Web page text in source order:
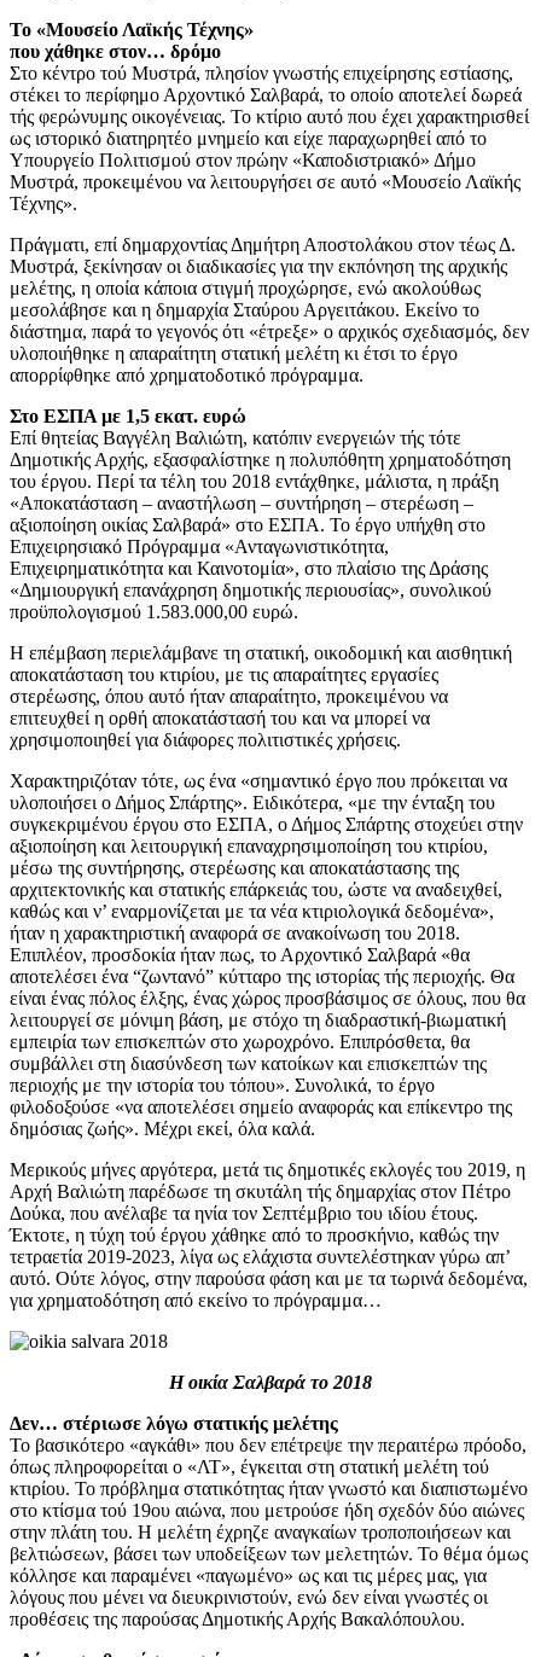
Το «Μουσείο Λαϊκής Τέχνης»
που χάθηκε στον… δρόμο
Στο κέντρο τού Μυστρά, πλησίον γνωστής επιχείρησης εστίασης,
στέκει το περίφημο Αρχοντικό Σαλβαρά, το οποίο αποτελεί δωρεά
τής φερώνυμης οικογένειας. Το κτίριο αυτό που έχει χαρακτηρισθεί
ως ιστορικό διατηρητέο μνημείο και είχε παραχωρηθεί από το
Υπουργείο Πολιτισμού στον πρώην «Καποδιστριακό» Δήμο
Μυστρά, προκειμένου να λειτουργήσει σε αυτό «Μουσείο Λαϊκής
Τέχνης».
Πράγματι, επί δημαρχοντίας Δημήτρη Αποστολάκου στον τέως Δ.
Μυστρά, ξεκίνησαν οι διαδικασίες για την εκπόνηση της αρχικής
μελέτης, η οποία κάποια στιγμή προχώρησε, ενώ ακολούθως
μεσολάβησε και η δημαρχία Σταύρου Αργειτάκου. Εκείνο το
διάστημα, παρά το γεγονός ότι «έτρεξε» ο αρχικός σχεδιασμός, δεν
υλοποιήθηκε η απαραίτητη στατική μελέτη κι έτσι το έργο
απορρίφθηκε από χρηματοδοτικό πρόγραμμα.
Στο ΕΣΠΑ με 1,5 εκατ. ευρώ
Επί θητείας Βαγγέλη Βαλιώτη, κατόπιν ενεργειών τής τότε
Δημοτικής Αρχής, εξασφαλίστηκε η πολυπόθητη χρηματοδότηση
του έργου. Περί τα τέλη του 2018 εντάχθηκε, μάλιστα, η πράξη
«Αποκατάσταση – αναστήλωση – συντήρηση – στερέωση –
αξιοποίηση οικίας Σαλβαρά» στο ΕΣΠΑ. Το έργο υπήχθη στο
Επιχειρησιακό Πρόγραμμα «Ανταγωνιστικότητα,
Επιχειρηματικότητα και Καινοτομία», στο πλαίσιο της Δράσης
«Δημιουργική επανάχρηση δημοτικής περιουσίας», συνολικού
προϋπολογισμού 1.583.000,00 ευρώ.
Η επέμβαση περιελάμβανε τη στατική, οικοδομική και αισθητική
αποκατάσταση του κτιρίου, με τις απαραίτητες εργασίες
στερέωσης, όπου αυτό ήταν απαραίτητο, προκειμένου να
επιτευχθεί η ορθή αποκατάστασή του και να μπορεί να
χρησιμοποιηθεί για διάφορες πολιτιστικές χρήσεις.
Χαρακτηριζόταν τότε, ως ένα «σημαντικό έργο που πρόκειται να
υλοποιήσει ο Δήμος Σπάρτης». Ειδικότερα, «με την ένταξη του
συγκεκριμένου έργου στο ΕΣΠΑ, ο Δήμος Σπάρτης στοχεύει στην
αξιοποίηση και λειτουργική επαναχρησιμοποίηση του κτιρίου,
μέσω της συντήρησης, στερέωσης και αποκατάστασης της
αρχιτεκτονικής και στατικής επάρκειάς του, ώστε να αναδειχθεί,
καθώς και ν’ εναρμονίζεται με τα νέα κτιριολογικά δεδομένα»,
ήταν η χαρακτηριστική αναφορά σε ανακοίνωση του 2018.
Επιπλέον, προσδοκία ήταν πως, το Αρχοντικό Σαλβαρά «θα
αποτελέσει ένα “ζωντανό” κύτταρο της ιστορίας τής περιοχής. Θα
είναι ένας πόλος έλξης, ένας χώρος προσβάσιμος σε όλους, που θα
λειτουργεί σε μόνιμη βάση, με στόχο τη διαδραστική-βιωματική
εμπειρία των επισκεπτών στο χωροχρόνο. Επιπρόσθετα, θα
συμβάλλει στη διασύνδεση των κατοίκων και επισκεπτών της
περιοχής με την ιστορία του τόπου». Συνολικά, το έργο
φιλοδοξούσε «να αποτελέσει σημείο αναφοράς και επίκεντρο της
δημόσιας ζωής». Μέχρι εκεί, όλα καλά.
Μερικούς μήνες αργότερα, μετά τις δημοτικές εκλογές του 2019, η
Αρχή Βαλιώτη παρέδωσε τη σκυτάλη τής δημαρχίας στον Πέτρο
Δούκα, που ανέλαβε τα ηνία τον Σεπτέμβριο του ιδίου έτους.
Έκτοτε, η τύχη τού έργου χάθηκε από το προσκήνιο, καθώς την
τετραετία 2019-2023, λίγα ως ελάχιστα συντελέστηκαν γύρω απ’
αυτό. Ούτε λόγος, στην παρούσα φάση και με τα τωρινά δεδομένα,
για χρηματοδότηση από εκείνο το πρόγραμμα…
Η οικία Σαλβαρά το 2018
Δεν… στέριωσε λόγω στατικής μελέτης
Το βασικότερο «αγκάθι» που δεν επέτρεψε την περαιτέρω πρόοδο,
όπως πληροφορείται ο «ΛΤ», έγκειται στη στατική μελέτη τού
κτιρίου. Το πρόβλημα στατικότητας ήταν γνωστό και διαπιστωμένο
στο κτίσμα τού 19ου αιώνα, που μετρούσε ήδη σχεδόν δύο αιώνες
στην πλάτη του. Η μελέτη έχρηζε αναγκαίων τροποποιήσεων και
βελτιώσεων, βάσει των υποδείξεων των μελετητών. Το θέμα όμως
κόλλησε και παραμένει «παγωμένο» ως και τις μέρες μας, για
λόγους που μένει να διευκρινιστούν, ενώ δεν είναι γνωστές οι
προθέσεις της παρούσας Δημοτικής Αρχής Βακαλόπουλου.